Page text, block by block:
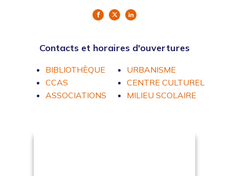
Contacts et horaires d'ouvertures
BIBLIOTHÈQUE
CCAS
ASSOCIATIONS
URBANISME
CENTRE CULTUREL
MILIEU SCOLAIRE